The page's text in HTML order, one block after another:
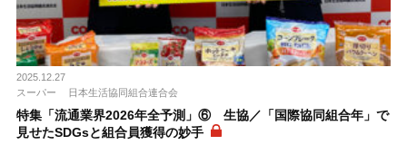
2025.12.27
スーパー
日本生活協同組合連合会
特集「流通業界2026年全予測」⑥ 生協／「国際協同組合年」で
見せたSDGsと組合員獲得の妙手